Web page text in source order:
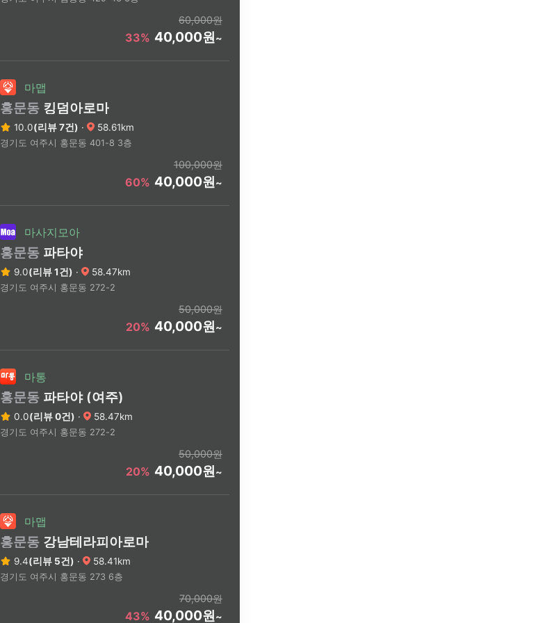
60,000원
33% 40,000원~
마맵
홍문동 킹덤아로마
10.0(리뷰 7건) · 58.61km
경기도 여주시 홍문동 401-8 3층
100,000원
60% 40,000원~
마사지모아
홍문동 파타야
9.0(리뷰 1건) · 58.47km
경기도 여주시 홍문동 272-2
50,000원
20% 40,000원~
마통
홍문동 파타야 (여주)
0.0(리뷰 0건) · 58.47km
경기도 여주시 홍문동 272-2
50,000원
20% 40,000원~
마맵
홍문동 강남테라피아로마
9.4(리뷰 5건) · 58.41km
경기도 여주시 홍문동 273 6층
70,000원
43% 40,000원~